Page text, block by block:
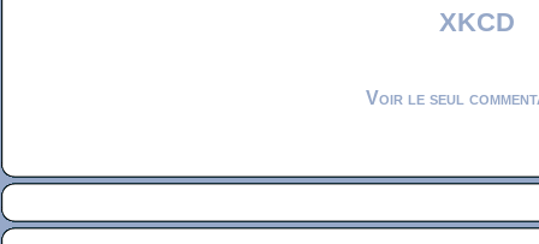
Voir le seul